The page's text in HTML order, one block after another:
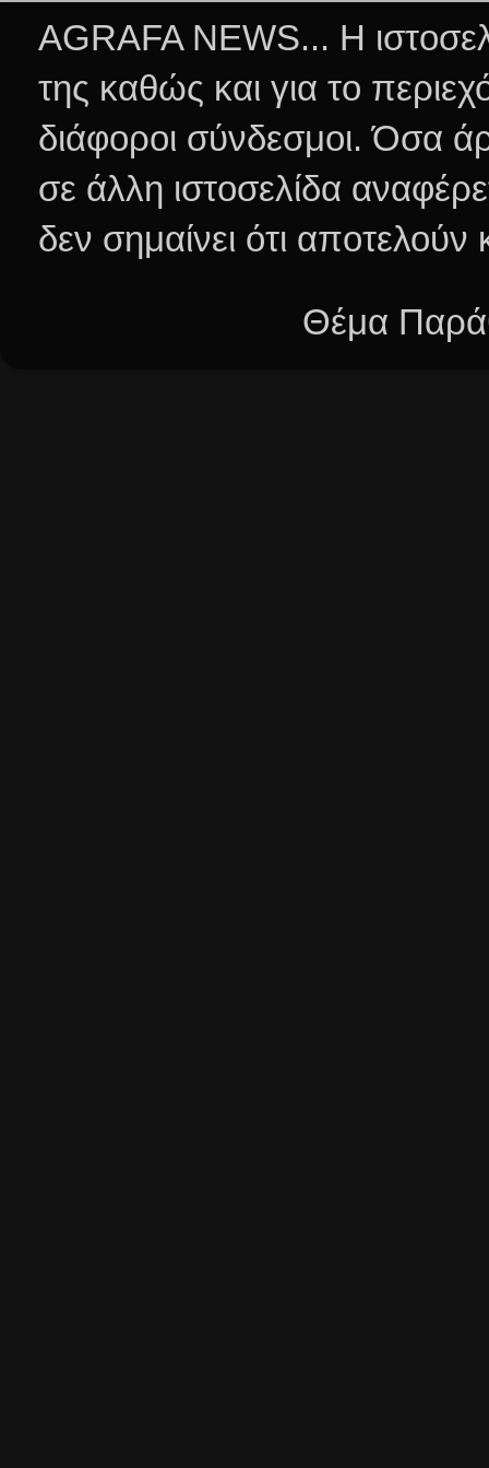
AGRAFA NEWS... Η
της καθώς και για το
διάφοροι σύνδεσμοι.Όσα
σε άλλη ιστοσελίδα
δεν σημαίνει ότι
Θέμα